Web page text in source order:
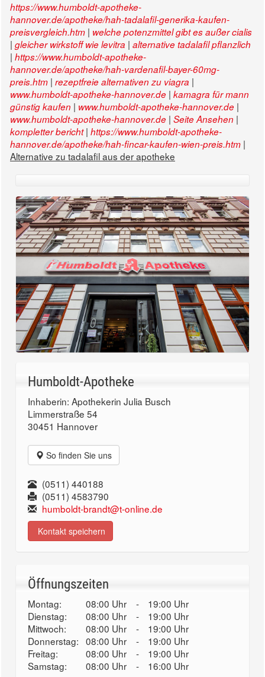
https://www.humboldt-apotheke-
hannover.de/apotheke/hah-tadalafil-generika-kaufen-
preisvergleich.htm | welche potenzmittel gibt es außer cialis
| gleicher wirkstoff wie levitra | alternative tadalafil pflanzlich
| https://www.humboldt-apotheke-
hannover.de/apotheke/hah-vardenafil-bayer-60mg-
preis.htm | rezeptfreie alternativen zu viagra |
www.humboldt-apotheke-hannover.de | kamagra für mann
günstig kaufen | www.humboldt-apotheke-hannover.de |
www.humboldt-apotheke-hannover.de | Seite Ansehen |
kompletter bericht| https://www.humboldt-apotheke-
hannover.de/apotheke/hah-fincar-kaufen-wien-preis.htm |
Alternative zu tadalafil aus der apotheke
Humboldt-Apotheke
Inhaberin: Apothekerin Julia Busch
Limmerstraße 54
30451 Hannover
So finden Sie uns
(0511) 440188
(0511) 4583790
humboldt-brandt@t-online.de
Kontakt speichern
Öffnungszeiten
Montag: 08:00 Uhr -
19:00 Uhr
Dienstag:
08:00 Uhr -
19:00 Uhr
Mittwoch:
08:00 Uhr -
19:00 Uhr
Donnerstag: 08:00 Uhr -
19:00 Uhr
Freitag:
08:00 Uhr -
19:00 Uhr
Samstag:
08:00 Uhr - 16:00 Uhr